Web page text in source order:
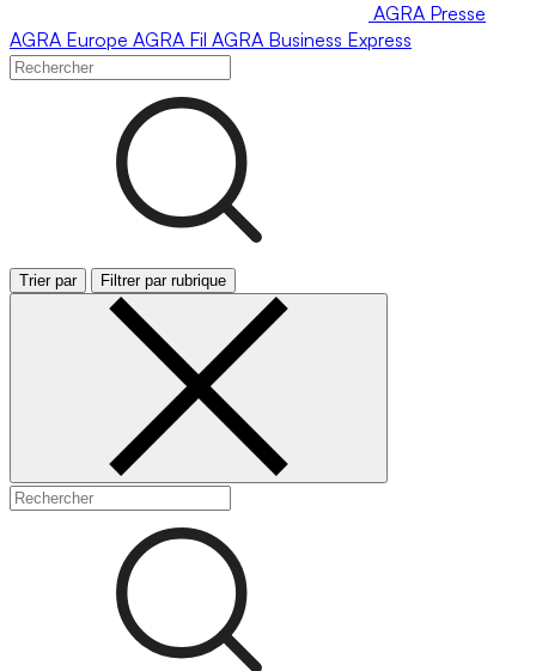
AGRA Presse
AGRA Europe AGRA Fil AGRA Business Express
Trier par Filtrer par rubrique